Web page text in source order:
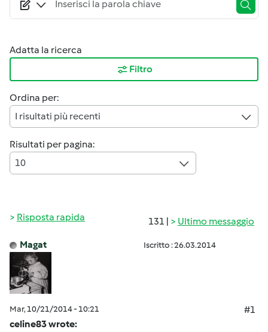
Adatta la ricerca
Filtro
Ordina per:
I risultati più recenti
Risultati per pagina:
10
131 | Ultimo messaggio
Risposta rapida
Magat Iscritto : 26.03.2014
Mar, 10/21/2014 - 10:21
#1
celine83 wrote: